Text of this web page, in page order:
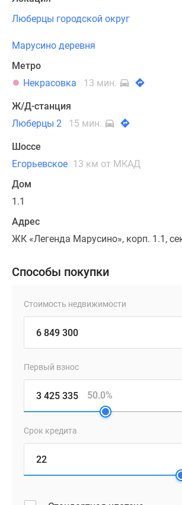
Люберцы городской округ
Марусино деревня
Метро
Некрасовка
13 мин.
Ж/Д-станция
Люберцы 2
15 мин.
Шоссе
Егорьевское 13 км от МКАД
Дом
1.1
Адрес
ЖК «Легенда Марусино», корп. 1.1,
Способы покупки
Стоимость недвижимости
Первый взнос
50.0%
Срок кредита